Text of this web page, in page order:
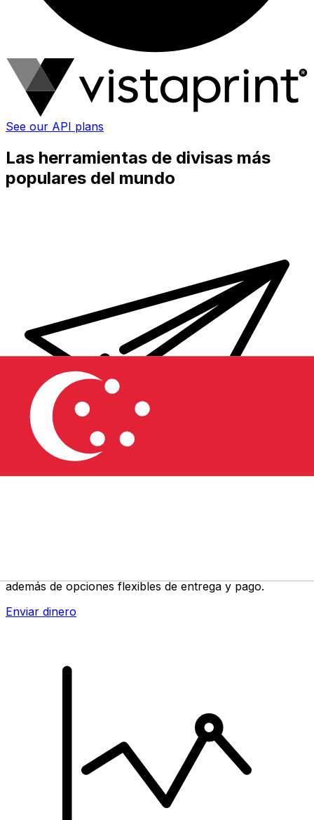
See our API plans
Las herramientas de divisas más
populares del mundo
además de opciones flexibles de entrega y pago.
Enviar dinero